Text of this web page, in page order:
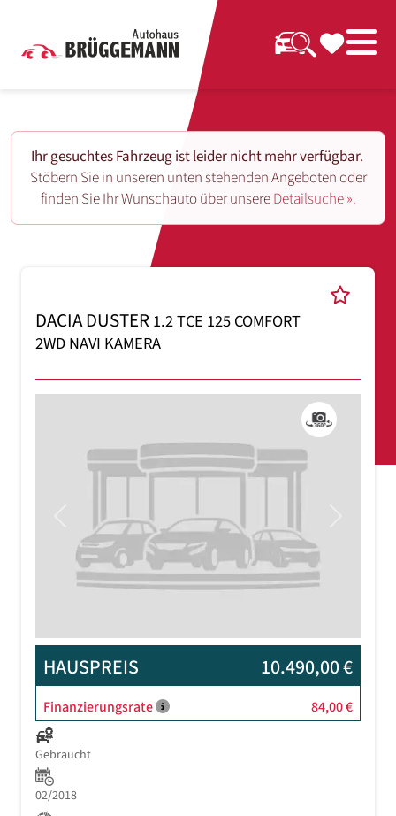
Ihr gesuchtes Fahrzeug ist leider nicht mehr verfügbar.
Stöbern Sie in unseren unten stehenden Angeboten oder
finden Sie Ihr Wunschauto über unsereDetailsuche ».
DACIA DUSTER1.2 TCE 125 COMFORT
2WD NAVI KAMERA
Previous
HAUSPREIS 10.490,00 €
Finanzierungsrate 84,00 €
Gebraucht
02/2018